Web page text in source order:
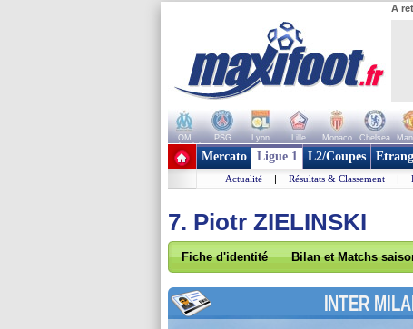
A
OM PSG Lyon Lille Monaco Chelsea
+ de clubs
Mercato Ligue 1 L2/Coupes
Actualité | Résultats & Classement |
7. Piotr ZIELINSKI
Fiche d'identité Bilan et Matchs
INTER